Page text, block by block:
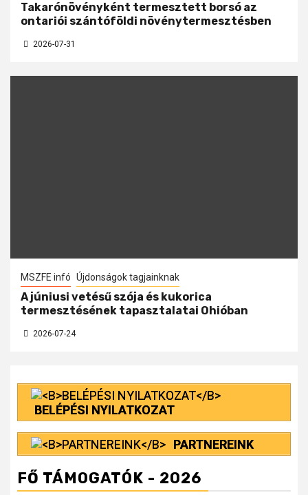
Takarónövényként termesztett borsó az
ontariói szántóföldi növénytermesztésben
2026-07-31
MSZFE infó Újdonságok tagjainknak
A júniusi vetésű szója és kukorica
termesztésének tapasztalatai Ohióban
2026-07-24
BELÉPÉSI NYILATKOZAT
PARTNEREINK
FŐ TÁMOGATÓK - 2026